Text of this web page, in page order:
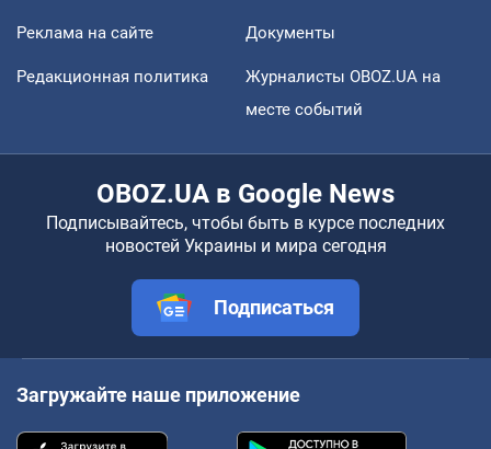
Реклама на сайте Документы
Редакционная политика
Журналисты OBOZ.UA на
месте событий
OBOZ.UA в Google News
Подписывайтесь, чтобы быть в курсе последних
новостей Украины и мира сегодня
Подписаться
Загружайте наше приложение